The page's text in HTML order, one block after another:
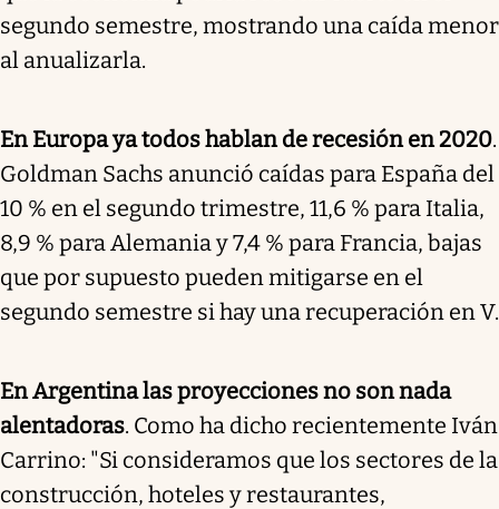
segundo semestre, mostrando una caída menor
al anualizarla.
En Europa ya todos hablan de recesión en 2020.
Goldman Sachs anunció caídas para España del
10 % en el segundo trimestre, 11,6 % para Italia,
8,9 % para Alemania y 7,4 % para Francia, bajas
que por supuesto pueden mitigarse en el
segundo semestre si hay una recuperación en V.
En Argentina las proyecciones no son nada
alentadoras. Como ha dicho recientemente Iván
Carrino: "Si consideramos que los sectores de la
construcción, hoteles y restaurantes,